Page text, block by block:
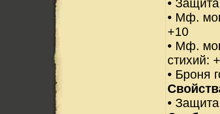
•
• Мф.
+10
• Мф.
стихий:
• Броня
•